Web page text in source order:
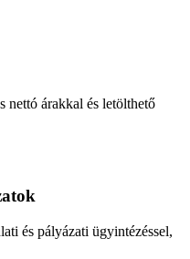
nettó árakkal és letölthető
és pályázati ügyintézéssel,